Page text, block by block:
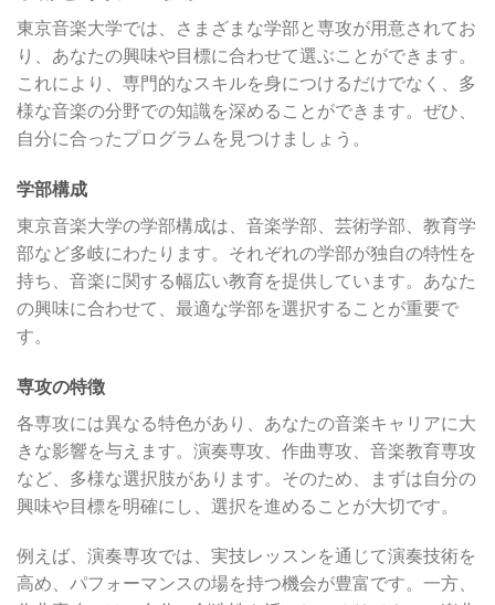
東京音楽大学では、さまざまな学部と専攻が用意されてお
り、あなたの興味や目標に合わせて選ぶことができます。
これにより、専門的なスキルを身につけるだけでなく、多
様な音楽の分野での知識を深めることができます。ぜひ、
自分に合ったプログラムを見つけましょう。
学部構成
東京音楽大学の学部構成は、音楽学部、芸術学部、教育学
部など多岐にわたります。それぞれの学部が独自の特性を
持ち、音楽に関する幅広い教育を提供しています。あなた
の興味に合わせて、最適な学部を選択することが重要で
す。
専攻の特徴
各専攻には異なる特色があり、あなたの音楽キャリアに大
きな影響を与えます。演奏専攻、作曲専攻、音楽教育専攻
など、多様な選択肢があります。そのため、まずは自分の
興味や目標を明確にし、選択を進めることが大切です。
例えば、演奏専攻では、実技レッスンを通じて演奏技術を
高め、パフォーマンスの場を持つ機会が豊富です。一方、